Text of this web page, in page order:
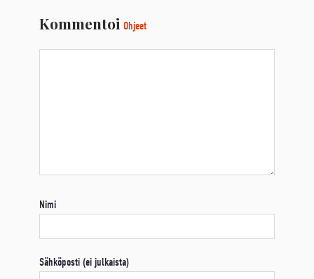
Kommentoi Ohjeet
Nimi
Sähköposti (ei julkaista)